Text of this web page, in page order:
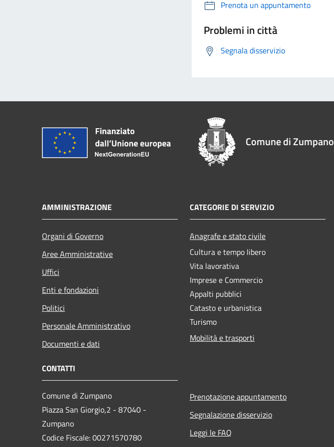
Prenota un appuntamento
Problemi in città
Segnala disservizio
Comune di Zumpano
AMMINISTRAZIONE
Organi di Governo
Aree Amministrative
Uffici
Enti e fondazioni
Politici
Personale Amministrativo
Documenti e dati
CATEGORIE DI SERVIZIO
Anagrafe e stato civile
Cultura e tempo libero
Vita lavorativa
Imprese e Commercio
Appalti pubblici
Catasto e urbanistica
Turismo
Mobilità e trasporti
CONTATTI
Comune di Zumpano
Piazza San Giorgio,2 - 87040 -
Zumpano
Codice Fiscale: 00271570780
Prenotazione appuntamento
Segnalazione disservizio
Leggi le FAQ